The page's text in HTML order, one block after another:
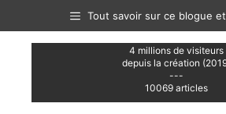
contenu
Tout savoir sur ce blogue
4 millions de visiteurs
depuis la création
---
10069 articles